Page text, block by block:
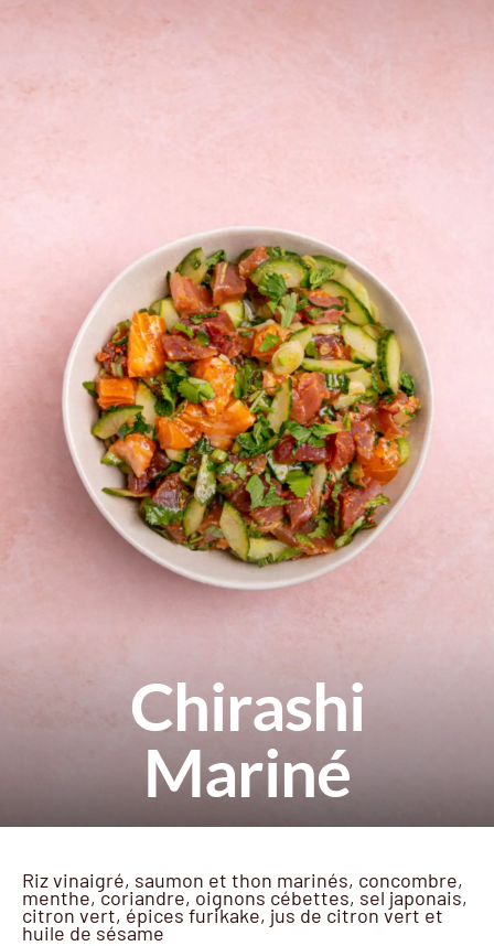
Chirashi
Mariné
Riz vinaigré, saumon et thon marinés, concombre,
menthe, coriandre, oignons cébettes, sel japonais,
citron vert, épices furikake, jus de citron vert et
huile de sésame